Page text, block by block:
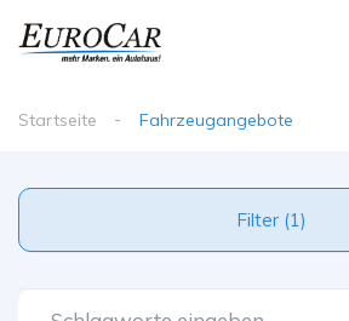
Startseite Fahrzeugangebote
Filter (1)